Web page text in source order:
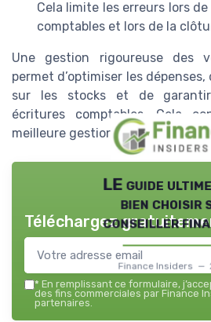
Cela limite les erreurs lors
comptables et lors de la
Une gestion rigoureuse des
permet d’optimiser les
sur les stocks et de
écritures comptables. Cela
meilleure gestion financière
LE guide
bien choisir
conseiller
Finance Insiders —
Téléchargez
* En remplissant ce formulaire,
des fins commerciales par Finance
partenaires.